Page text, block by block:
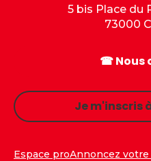
5 bis Place du
73000
☎ Nous
Je m'inscris
Espace proAnnoncez